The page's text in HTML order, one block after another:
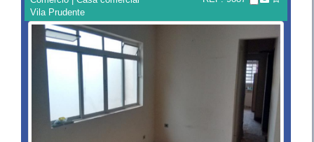
Vila Prudente